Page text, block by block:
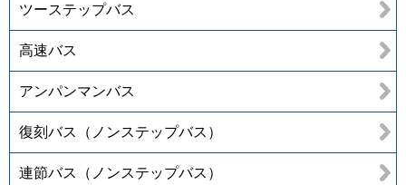
ツーステップバス
高速バス
アンパンマンバス
復刻バス（ノンステップバス）
連節バス（ノンステップバス）